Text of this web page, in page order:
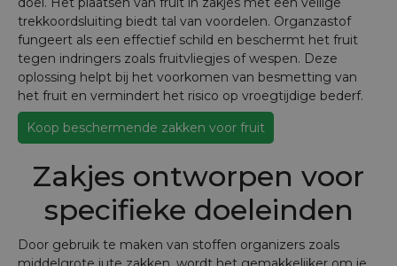
trekkoordsluiting biedt tal van voordelen. Organzastof
fungeert als een effectief schild en beschermt het fruit
tegen indringers zoals fruitvliegjes of wespen. Deze
oplossing helpt bij het voorkomen van besmetting van
het fruit en vermindert het risico op vroegtijdige bederf.
Koop beschermende zakken voor fruit
Zakjes ontworpen voor
specifieke doeleinden
Door gebruik te maken van stoffen organizers zoals